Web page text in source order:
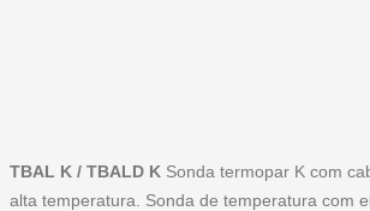
TBAL K / TBALD KSonda termopar K com
alta temperatura. Sonda de temperatura com